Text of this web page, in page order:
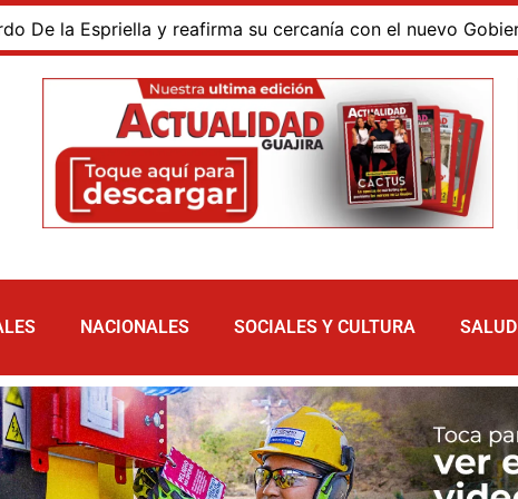
Espriella y reafirma su cercanía con el nuevo Gobierno
NACIONALES SOCIALES Y CULTURA SALUD